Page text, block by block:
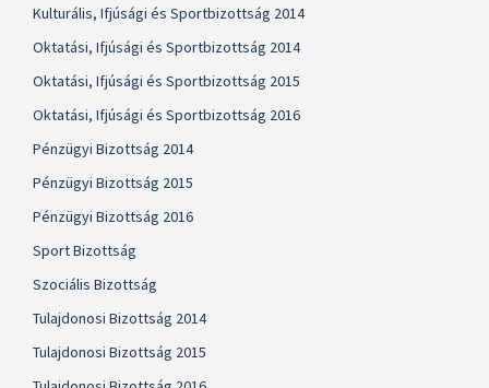
Kulturális, Ifjúsági és Sportbizottság 2014
Oktatási, Ifjúsági és Sportbizottság 2014
Oktatási, Ifjúsági és Sportbizottság 2015
Oktatási, Ifjúsági és Sportbizottság 2016
Pénzügyi Bizottság 2014
Pénzügyi Bizottság 2015
Pénzügyi Bizottság 2016
Sport Bizottság
Szociális Bizottság
Tulajdonosi Bizottság 2014
Tulajdonosi Bizottság 2015